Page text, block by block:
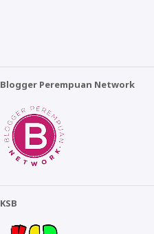
Blogger Perempuan Network
KSB